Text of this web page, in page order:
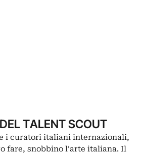
TALENT SCOUT
i curatori italiani internazionali,
fare, snobbino l’arte italiana. Il